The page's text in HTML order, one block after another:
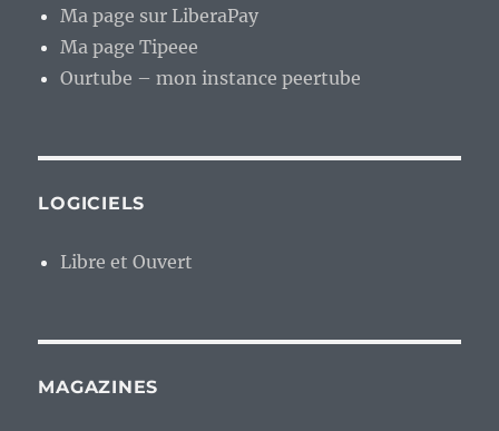
Ma page sur LiberaPay
Ma page Tipeee
Ourtube – mon instance peertube
LOGICIELS
Libre et Ouvert
MAGAZINES